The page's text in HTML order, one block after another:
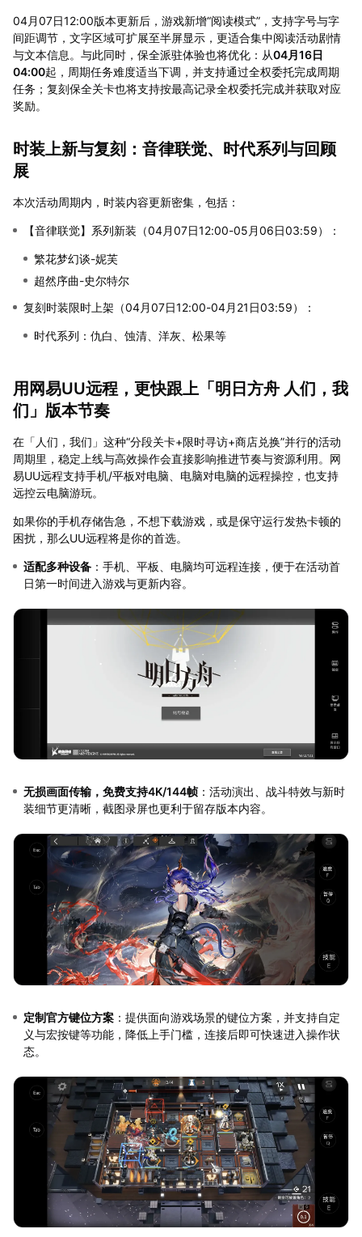
04月07日12:00版本更新后，游戏新增“阅读模式”，支持字号与字
间距调节，文字区域可扩展至半屏显示，更适合集中阅读活动剧情
与文本信息。与此同时，保全派驻体验也将优化：从04月16日
04:00起，周期任务难度适当下调，并支持通过全权委托完成周期
任务；复刻保全关卡也将支持按最高记录全权委托完成并获取对应
奖励。
时装上新与复刻：音律联觉、时代系列与回顾
展
本次活动周期内，时装内容更新密集，包括：
【音律联觉】系列新装（04月07日12:00-05月06日03:59）：
繁花梦幻谈-妮芙
超然序曲-史尔特尔
复刻时装限时上架（04月07日12:00-04月21日03:59）：
时代系列：仇白、蚀清、洋灰、松果等
用网易UU远程，更快跟上「明日方舟 人们，我
们」版本节奏
在「人们，我们」这种“分段关卡+限时寻访+商店兑换”并行的活动
周期里，稳定上线与高效操作会直接影响推进节奏与资源利用。网
易UU远程支持手机/平板对电脑、电脑对电脑的远程操控，也支持
远控云电脑游玩。
如果你的手机存储告急，不想下载游戏，或是保守运行发热卡顿的
困扰，那么UU远程将是你的首选。
适配多种设备：手机、平板、电脑均可远程连接，便于在活动首
日第一时间进入游戏与更新内容。
无损画面传输，免费支持4K/144帧：活动演出、战斗特效与新时
装细节更清晰，截图录屏也更利于留存版本内容。
定制官方键位方案：提供面向游戏场景的键位方案，并支持自定
义与宏按键等功能，降低上手门槛，连接后即可快速进入操作状
态。